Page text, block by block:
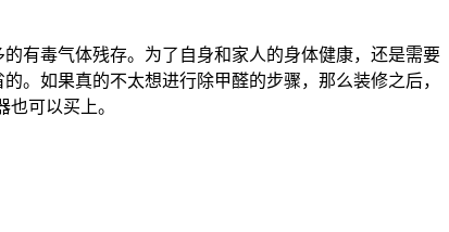
有毒气体残存。为了自身和家人的身体健康，还是需要
。如果真的不太想进行除甲醛的步骤，那么装修之后，
可以买上。